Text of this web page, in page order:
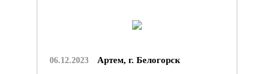
06.12.2023 Артем, г. Белогорск